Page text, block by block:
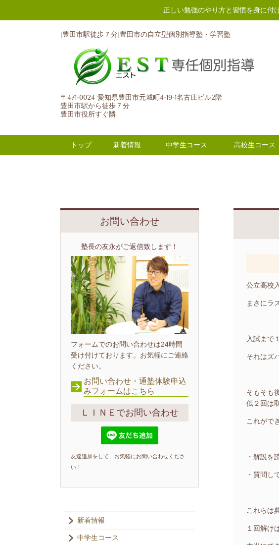
正しい勉強のやり方と習慣を身に付
[豊田市駅徒歩７分]豊田市の自立型個別指導塾・学習塾
〒471-0024 愛知県豊田市元城町4-19-1名古庄ビル2階
豊田市駅から徒歩７分
豊田市役所すぐ隣
トップ 新着情報 中学生コース 高校生コース
公立高校
まさにラ
入試まで
それはズ
そもそも
低２回は
これがで
・解説を
・質問し
これらは
１回解け
お問い合わせ
塾長の友永がご返信致します！
フォームでのお問い合わせは24時間
受け付けております。お気軽にご連絡
ください。
お問い合わせ・通塾体験申込
みフォームはこちら
ＬＩＮＥでお問い合わせ
友達追加をして、お気軽にお問い合わせくださ
い！
新着情報
中学生コース